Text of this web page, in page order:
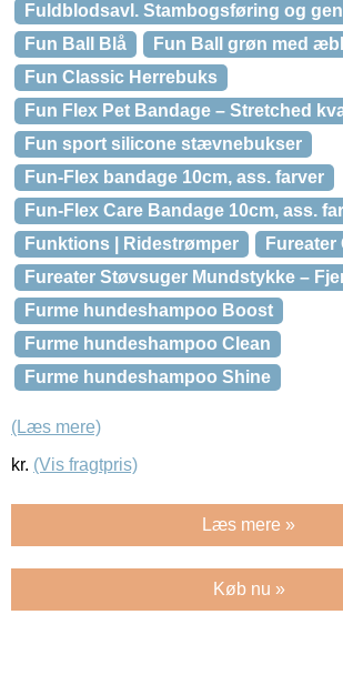
Fuldblodsavl. Stambogsføring og
Fun Ball Blå
Fun Ball grøn med
Fun Classic Herrebuks
Fun Flex Pet Bandage – Stretched
Fun sport silicone stævnebukser
Fun-Flex bandage 10cm, ass. farver
Fun-Flex Care Bandage 10cm, ass.
Funktions | Ridestrømper
Fureater
Fureater Støvsuger Mundstykke –
Furme hundeshampoo Boost
Furme hundeshampoo Clean
Furme hundeshampoo Shine
(Læs mere)
kr. (Vis fragtpris)
Læs mere »
Køb nu »